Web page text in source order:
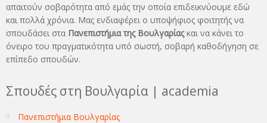
απαιτούν σοβαρότητα από εμάς την οποία επιδεικνύουμε εδώ
και πολλά χρόνια. Μας ενδιαφέρει ο υποψήφιος φοιτητής να
σπουδάσει στα Πανεπιστήμια της Βουλγαρίαςκαι να κάνει το
όνειρo του πραγματικότητα υπό σωστή, σοβαρή καθοδήγηση σε
επίπεδο σπουδών.
Σπουδές στη Βουλγαρία | academia
Πανεπιστήμια Βουλγαρίας